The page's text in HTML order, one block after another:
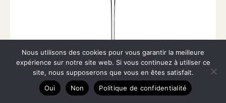
Test : zalto Denk’Art verres à vin doux (lot de 2)
Nous utilisons des cookies pour vous garantir la meilleure
expérience sur notre site web. Si vous continuez à utiliser ce
site, nous supposerons que vous en êtes satisfait.
Oui
Non Politique de confidentialité